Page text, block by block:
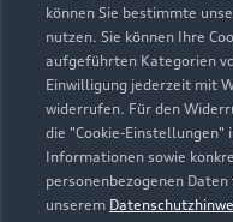
können Sie bestimmte
nutzen. Sie können Ihre
aufgeführten Kategorien
Einwilligung jederzeit mit
widerrufen. Für den
die "Cookie-Einstellungen"
Informationen sowie
personenbezogenen
unserem